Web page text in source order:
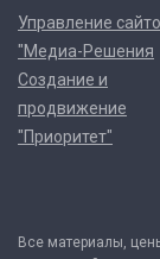
Управление
"Медиа-Решения
Создание и
продвижение
"Приоритет"
Все материалы,